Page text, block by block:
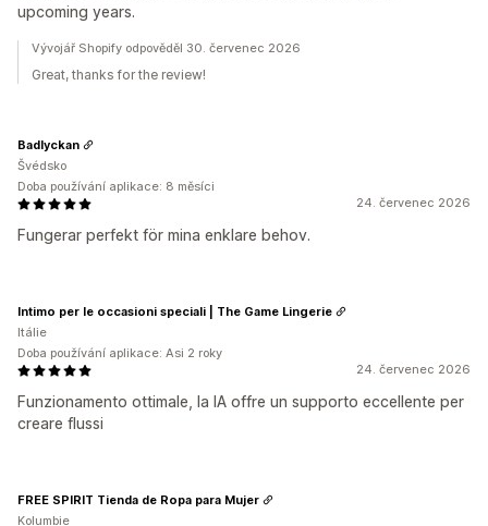
upcoming years.
Vývojář Shopify odpověděl 30. červenec 2026
Great, thanks for the review!
24. červenec 2026
Fungerar perfekt för mina enklare behov.
Badlyckan
Švédsko
Doba používání aplikace: 8 měsíci
24. červenec 2026
Funzionamento ottimale, la IA offre un supporto eccellente per
creare flussi
Intimo per le occasioni speciali | The Game Lingerie
Itálie
Doba používání aplikace: Asi 2 roky
FREE SPIRIT Tienda de Ropa para Mujer
Kolumbie